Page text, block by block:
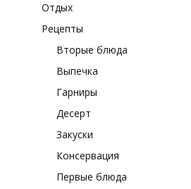
Отдых
Рецепты
Вторые блюда
Выпечка
Гарниры
Десерт
Закуски
Консервация
Первые блюда